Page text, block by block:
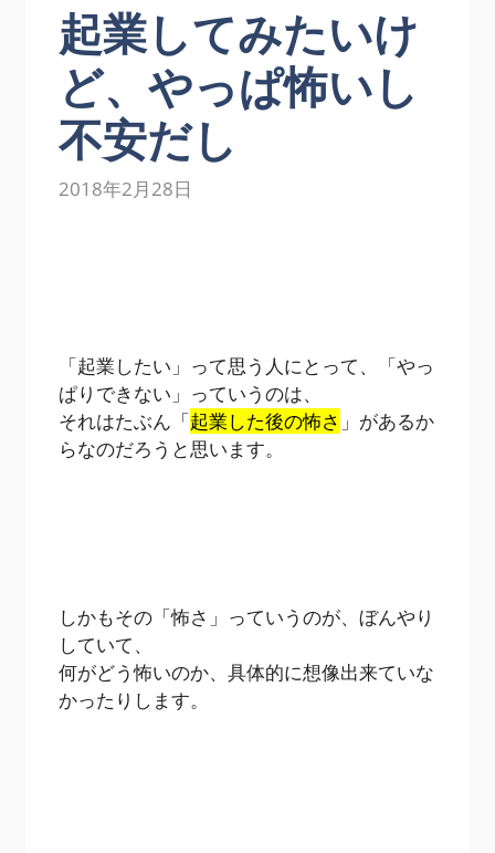
起業してみたいけ
ど、やっぱ怖いし
不安だし
2018年2月28日
「起業したい」って思う人にとって、「やっ
ぱりできない」っていうのは、
それはたぶん「起業した後の怖さ 」があるか
らなのだろうと思います。
しかもその「怖さ」っていうのが、ぼんやり
していて、
何がどう怖いのか、具体的に想像出来ていな
かったりします。